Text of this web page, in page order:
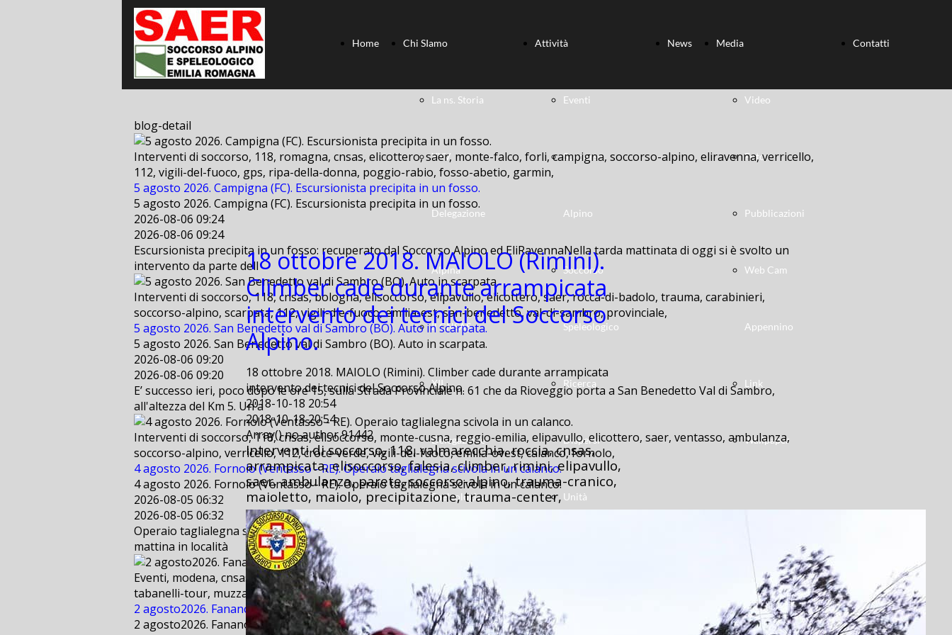
Home Chi SIamo
La ns. Storia
XXV
Delegazione
Alpina
Il CNSAS
XII
Delegazione
Speleologica
Volontario
Attività
Eventi
Soccorso
Alpino
Soccorso
Speleologico
Ricerca
Dispersi
Unità
News Media
Video
Foto
Pubblicazioni
Web Cam
Appennino
Link
Wallpaper
Contatti
blog-detail
Interventi di soccorso, 118, romagna, cnsas, elicottero, saer, monte-falco, forli, campigna, soccorso-alpino, eliravenna, verricello,
112, vigili-del-fuoco, gps, ripa-della-donna, poggio-rabio, fosso-abetio, garmin,
5 agosto 2026. Campigna (FC). Escursionista precipita in un fosso.
5 agosto 2026. Campigna (FC). Escursionista precipita in un fosso.
2026-08-06 09:24
2026-08-06 09:24
Escursionista precipita in un fosso: recuperato dal Soccorso Alpino ed EliRavennaNella tarda mattinata di oggi si è svolto un
intervento da parte dell
Interventi di soccorso, 118, cnsas, bologna, elisoccorso, elipavullo, elicottero, saer, rocca-di-badolo, trauma, carabinieri,
soccorso-alpino, scarpata, 112, vigili-dle-fuoco, emilia-est, san-benedetto, val-di-sambro, provinciale,
5 agosto 2026. San Benedetto val di Sambro (BO). Auto in scarpata.
5 agosto 2026. San Benedetto val di Sambro (BO). Auto in scarpata.
2026-08-06 09:20
2026-08-06 09:20
E’ successo ieri, poco dopo le ore 15, sulla Strada Provinciale n. 61 che da Rioveggio porta a San Benedetto Val di Sambro,
all'altezza del Km 5. Un'a
Interventi di soccorso, 118, cnsas, elisoccorso, monte-cusna, reggio-emilia, elipavullo, elicottero, saer, ventasso, ambulanza,
soccorso-alpino, verricello, 112, croce-verde, vigili-del-fuoco, emilia-ovest, calanco, fornolo,
4 agosto 2026. Fornolo (Ventasso - RE). Operaio taglialegna scivola in un calanco.
4 agosto 2026. Fornolo (Ventasso - RE). Operaio taglialegna scivola in un calanco.
2026-08-05 06:32
2026-08-05 06:32
Operaio taglialegna scivola per circa 50 metri in un calanco: attivati Soccorso Alpino ed EliPavulloL’incidente è avvenuto questa
mattina in località
Eventi, modena, cnsas, bologna, saer, cai, soccorso-alpino, assistenza, fanano, sestola, lizzano-in-belvedere, duca-degli-abruzzi,
tabanelli-tour, muzzarelli, freestyle, interxgames, sisi,
2 agosto2026. Fanano (MO) . Supporto alla manifestazione Tabanelli Tour.
2 agosto2026. Fanano (MO) . Supporto alla manifestazione Tabanelli Tour.
18 ottobre 2018. MAIOLO (Rimini).
Climber cade durante arrampicata
intervento dei tecnici del Soccorso
Alpino.
18 ottobre 2018. MAIOLO (Rimini). Climber cade durante arrampicata
intervento dei tecnici del Soccorso Alpino.
2018-10-18 20:54
2018-10-18 20:54
Array() no author 91442
Interventi di soccorso, 118, valmarecchia, roccia, cnsas,
arrampicata, elisoccorso, falesia, climber, rimini, elipavullo,
saer, ambulanza, parete, soccorso-alpino, trauma-cranico,
maioletto, maiolo, precipitazione, trauma-center,